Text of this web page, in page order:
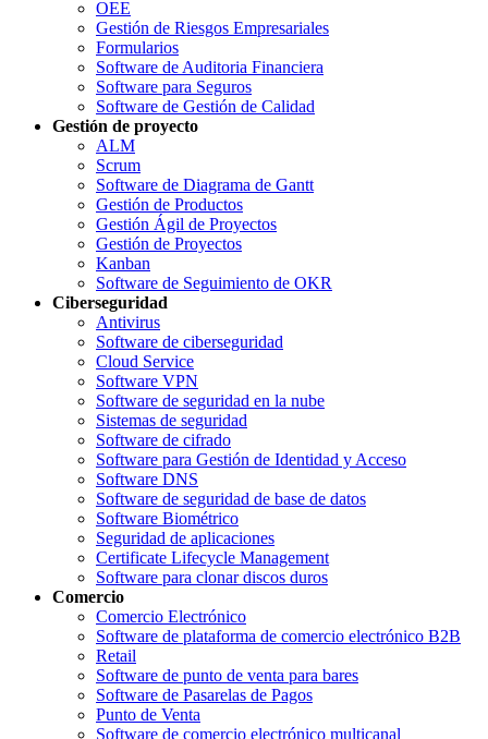
OEE
Gestión de Riesgos Empresariales
Formularios
Software de Auditoria Financiera
Software para Seguros
Software de Gestión de Calidad
Gestión de proyecto
ALM
Scrum
Software de Diagrama de Gantt
Gestión de Productos
Gestión Ágil de Proyectos
Gestión de Proyectos
Kanban
Software de Seguimiento de OKR
Ciberseguridad
Antivirus
Software de ciberseguridad
Cloud Service
Software VPN
Software de seguridad en la nube
Sistemas de seguridad
Software de cifrado
Software para Gestión de Identidad y Acceso
Software DNS
Software de seguridad de base de datos
Software Biométrico
Seguridad de aplicaciones
Certificate Lifecycle Management
Software para clonar discos duros
Comercio
Comercio Electrónico
Software de plataforma de comercio electrónico B2B
Retail
Software de punto de venta para bares
Software de Pasarelas de Pagos
Punto de Venta
Software de comercio electrónico multicanal